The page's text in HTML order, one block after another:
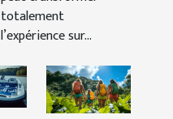
totalement
l’expérience sur...